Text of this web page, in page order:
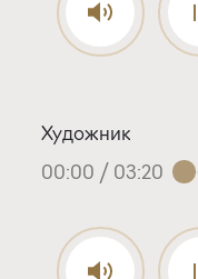
Художник
00:00 / 03:20